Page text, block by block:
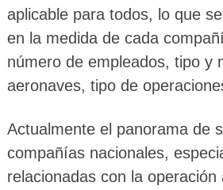
aplicable para todos, lo que
en la medida de cada
número de empleados, tipo y
aeronaves, tipo de
Actualmente el panorama de
compañías nacionales,
relacionadas con la operación